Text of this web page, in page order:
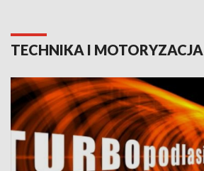
TECHNIKA I MOTORYZACJA